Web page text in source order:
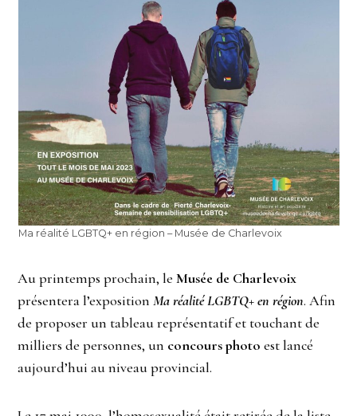
Ma réalité LGBTQ+ en région – Musée de Charlevoix
Au printemps prochain, leMusée de Charlevoix
présentera l’expositionMa réalité LGBTQ+ en région. Afin
de proposer un tableau représentatif et touchant de
milliers de personnes, un concours photo est lancé
aujourd’hui au niveau provincial.